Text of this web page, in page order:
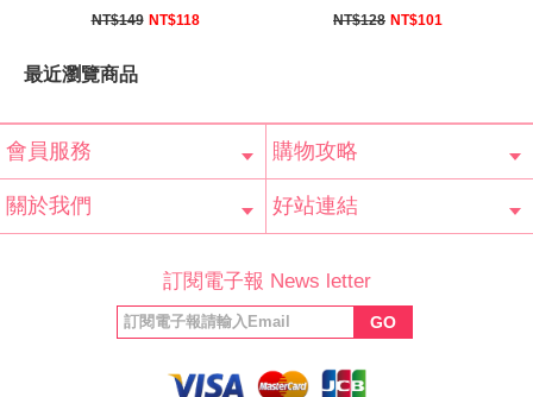
NT$149 NT$118 NT$128 NT$101
最近瀏覽商品
會員服務
會員辨法
客服信箱
隱私條款
網站導覽
購物攻略
常見問題
購物說明
訂單查詢
關於我們 好站連結
福利協會
絲專頁
訂閱電子報 News letter
GO